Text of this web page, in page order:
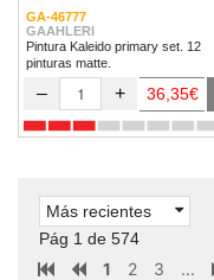
GA-46777
GAAHLERI
Pintura Kaleido primary set. 12
pinturas matte.
– + 36,35€
Más recientes
Pág 1 de 574
1 2 3 ...